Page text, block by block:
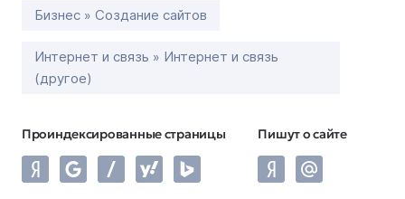
Бизнес » Создание сайтов
Интернет и связь » Интернет и связь
(другое)
Проиндексированные страницы Пишут о сайте